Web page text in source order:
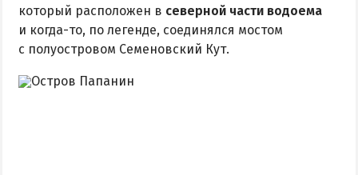
который расположен в северной части водоема
и когда-то, по легенде, соединялся мостом
с полуостровом Семеновский Кут.